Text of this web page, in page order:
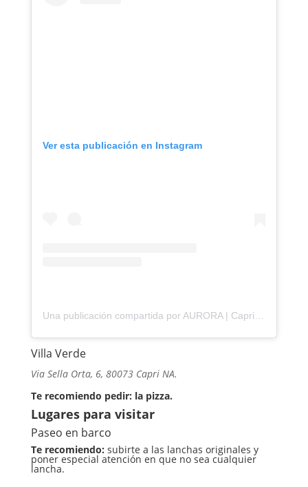
Ver esta publicación en Instagram
Villa Verde
Via Sella Orta, 6, 80073 Capri NA.
Te recomiendo pedir: la pizza.
Lugares para visitar
Paseo en barco
Te recomiendo: subirte a las lanchas originales y
poner especial atención en que no sea cualquier
lancha.